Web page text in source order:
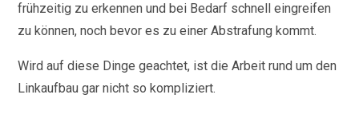
frühzeitig zu erkennen und bei Bedarf schnell eingreifen
zu können, noch bevor es zu einer Abstrafung kommt.
Wird auf diese Dinge geachtet, ist die Arbeit rund um den
Linkaufbau gar nicht so kompliziert.